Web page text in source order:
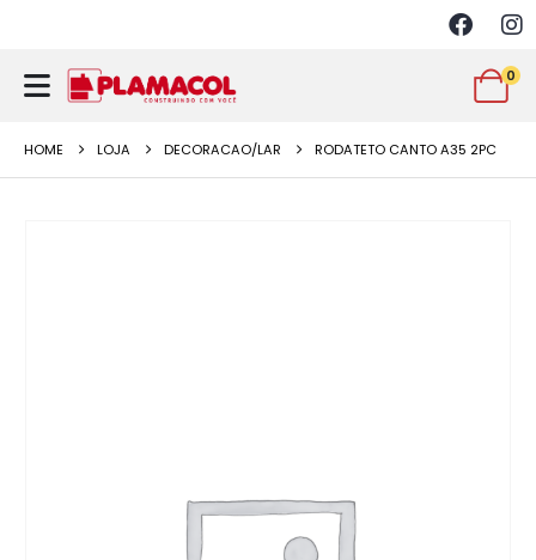
0
HOME LOJA DECORACAO/LAR RODATETO CANTO A35 2PC